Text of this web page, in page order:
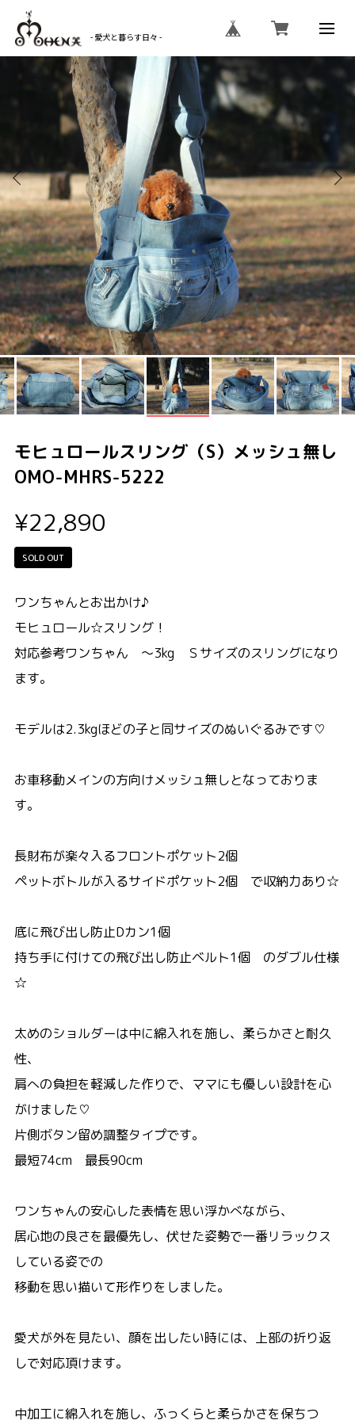
- 愛犬と暮らす日々 -
モヒュロールスリング（S）メッシュ無し
OMO-MHRS-5222
¥22,890
SOLD OUT
ワンちゃんとお出かけ♪
モヒュロール☆スリング！
対応参考ワンちゃん ～3kg Ｓサイズのスリングになり
ます。
モデルは2.3kgほどの子と同サイズのぬいぐるみです♡
お車移動メインの方向けメッシュ無しとなっておりま
す。
長財布が楽々入るフロントポケット2個
ペットボトルが入るサイドポケット2個 で収納力あり☆
底に飛び出し防止Dカン1個
持ち手に付けての飛び出し防止ベルト1個 のダブル仕様
☆
太めのショルダーは中に綿入れを施し、柔らかさと耐久
性、
肩への負担を軽減した作りで、ママにも優しい設計を心
がけました♡
片側ボタン留め調整タイプです。
最短74cm 最長90cm
ワンちゃんの安心した表情を思い浮かべながら、
居心地の良さを最優先し、伏せた姿勢で一番リラックス
している姿での
移動を思い描いて形作りをしました。
愛犬が外を見たい、顔を出したい時には、上部の折り返
しで対応頂けます。
中加工に綿入れを施し、ふっくらと柔らかさを保ちつ